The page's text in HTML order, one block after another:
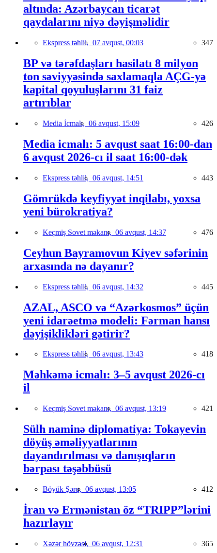
altında: Azərbaycan ticarət
qaydalarını niyə dəyişməlidir
Ekspress təhlil, 07 avqust, 00:03 347
BP və tərəfdaşları hasilatı 8 milyon
ton səviyyəsində saxlamaqla AÇG-yə
kapital qoyuluşlarını 31 faiz
artırıblar
Media İcmalı, 06 avqust, 15:09 426
Media icmalı: 5 avqust saat 16:00-dan
6 avqust 2026-cı il saat 16:00-dək
Ekspress təhlil, 06 avqust, 14:51 443
Gömrükdə keyfiyyət inqilabı, yoxsa
yeni bürokratiya?
Keçmiş Sovet məkanı, 06 avqust, 14:37 476
Ceyhun Bayramovun Kiyev səfərinin
arxasında nə dayanır?
Ekspress təhlil, 06 avqust, 14:32 445
AZAL, ASCO və “Azərkosmos” üçün
yeni idarəetmə modeli: Fərman hansı
dəyişiklikləri gətirir?
Ekspress təhlil, 06 avqust, 13:43 418
Məhkəmə icmalı: 3–5 avqust 2026-cı
il
Keçmiş Sovet məkanı, 06 avqust, 13:19 421
Sülh naminə diplomatiya: Tokayevin
döyüş əməliyyatlarının
dayandırılması və danışıqların
bərpası təşəbbüsü
Böyük Şərq, 06 avqust, 13:05 412
İran və Ermənistan öz “TRIPP”lərini
hazırlayır
Xəzər hövzəsi, 06 avqust, 12:31 365